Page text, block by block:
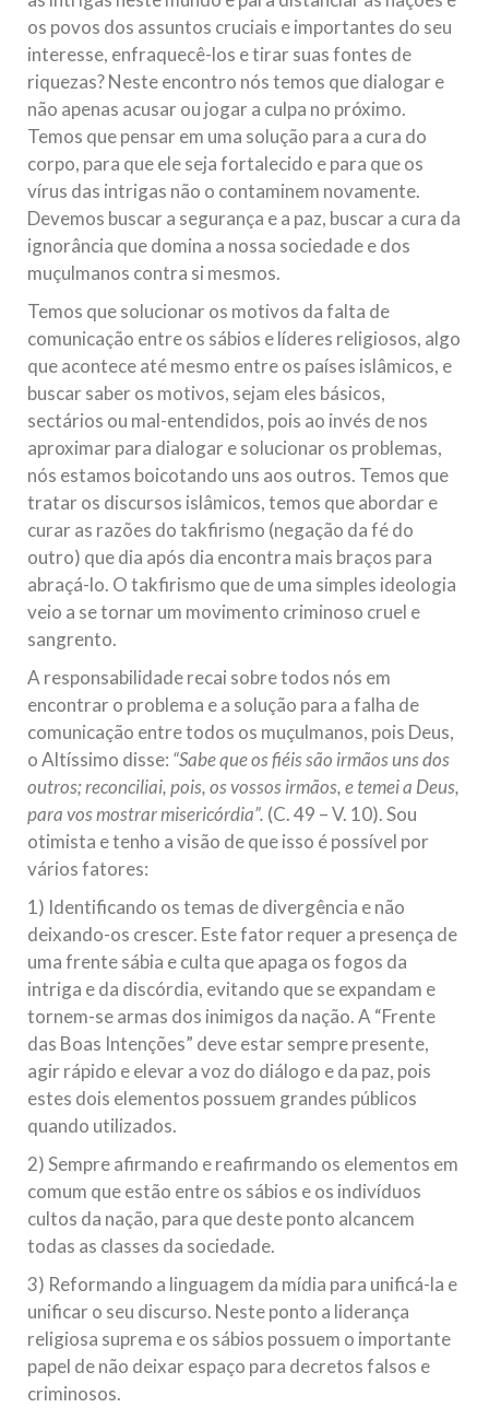
os povos dos assuntos cruciais e importantes do seu
interesse, enfraquecê-los e tirar suas fontes de
riquezas? Neste encontro nós temos que dialogar e
não apenas acusar ou jogar a culpa no próximo.
Temos que pensar em uma solução para a cura do
corpo, para que ele seja fortalecido e para que os
vírus das intrigas não o contaminem novamente.
Devemos buscar a segurança e a paz, buscar a cura da
ignorância que domina a nossa sociedade e dos
muçulmanos contra si mesmos.
Temos que solucionar os motivos da falta de
comunicação entre os sábios e líderes religiosos, algo
que acontece até mesmo entre os países islâmicos, e
buscar saber os motivos, sejam eles básicos,
sectários ou mal-entendidos, pois ao invés de nos
aproximar para dialogar e solucionar os problemas,
nós estamos boicotando uns aos outros. Temos que
tratar os discursos islâmicos, temos que abordar e
curar as razões do takfirismo (negação da fé do
outro) que dia após dia encontra mais braços para
abraçá-lo. O takfirismo que de uma simples ideologia
veio a se tornar um movimento criminoso cruel e
sangrento.
A responsabilidade recai sobre todos nós em
encontrar o problema e a solução para a falha de
comunicação entre todos os muçulmanos, pois Deus,
o Altíssimo disse: “Sabe que os fiéis são irmãos uns dos
outros; reconciliai, pois, os vossos irmãos, e temei a Deus,
para vos mostrar misericórdia”. (C. 49 – V. 10). Sou
otimista e tenho a visão de que isso é possível por
vários fatores:
1) Identificando os temas de divergência e não
deixando-os crescer. Este fator requer a presença de
uma frente sábia e culta que apaga os fogos da
intriga e da discórdia, evitando que se expandam e
tornem-se armas dos inimigos da nação. A “Frente
das Boas Intenções” deve estar sempre presente,
agir rápido e elevar a voz do diálogo e da paz, pois
estes dois elementos possuem grandes públicos
quando utilizados.
2) Sempre afirmando e reafirmando os elementos em
comum que estão entre os sábios e os indivíduos
cultos da nação, para que deste ponto alcancem
todas as classes da sociedade.
3) Reformando a linguagem da mídia para unificá-la e
unificar o seu discurso. Neste ponto a liderança
religiosa suprema e os sábios possuem o importante
papel de não deixar espaço para decretos falsos e
criminosos.